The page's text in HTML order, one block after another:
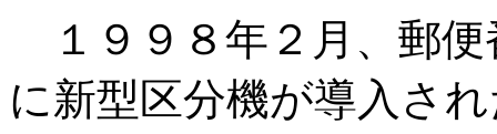
１９９８年２月、郵便
に新型区分機が導入さ